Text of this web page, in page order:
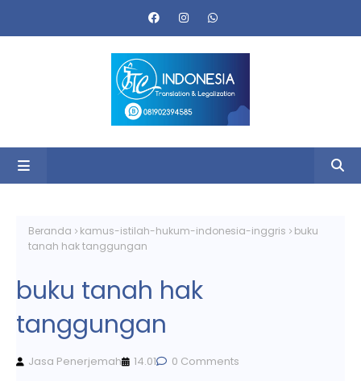
Beranda kamus-istilah-hukum-indonesia-inggris
buku
tanah hak tanggungan
buku tanah hak
tanggungan
Jasa Penerjemah 14.01 0 Comments